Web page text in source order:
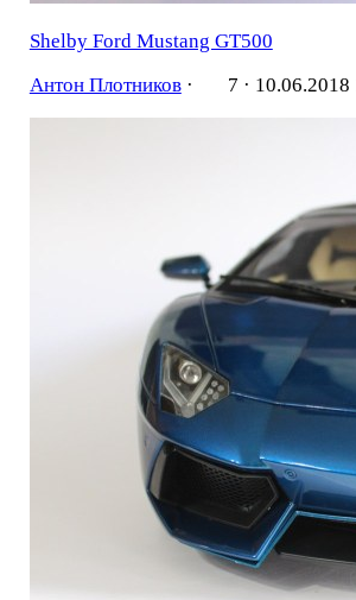
Shelby Ford Mustang GT500
Антон Плотников· 7 · 10.06.2018